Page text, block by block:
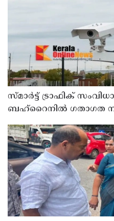
സ്മാര്‍ട്ട് ട്രാഫിക്
ബഹ്‌റൈനില്‍ ഗതാഗത
അപകടങ്ങളും കുറഞ്ഞു